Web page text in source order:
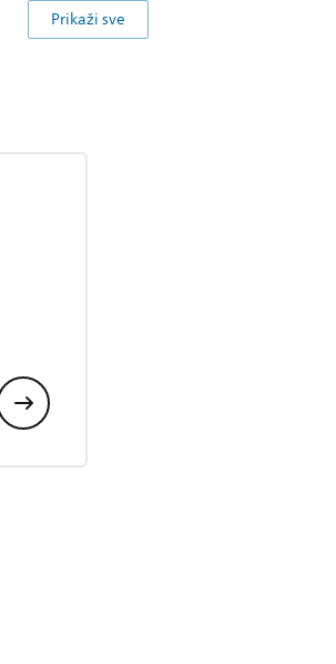
Prikaži sve